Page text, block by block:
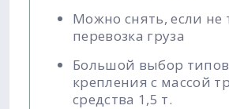
Можно снять, если не
перевозка груза
Большой выбор типов
крепления с массой
средства 1,5 т.